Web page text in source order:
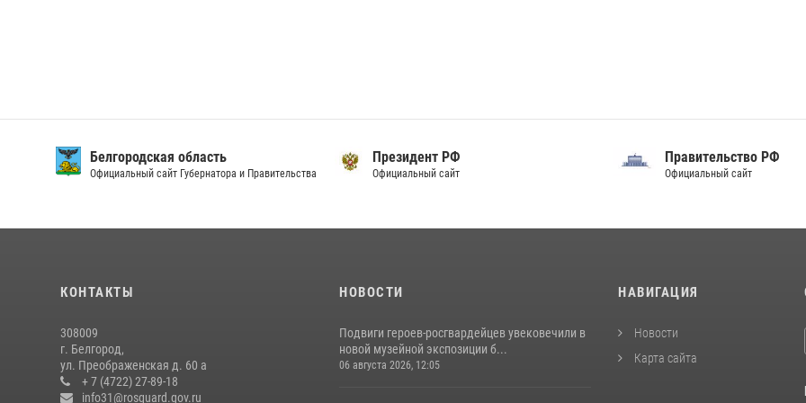
Белгородская область
Официальный сайт Губернатора и Правительства
Президент РФ
Официальный сайт
Правительство РФ
Официальный сайт
КОНТАКТЫ
308009
г. Белгород,
ул. Преображенская д. 60 а
+ 7 (4722) 27-89-18
info31@rosguard.gov.ru
НОВОСТИ
Подвиги героев‑росгвардейцев увековечили в
новой музейной экспозиции б...
06 августа 2026, 12:05
НАВИГАЦИЯ
Новости
Карта сайта